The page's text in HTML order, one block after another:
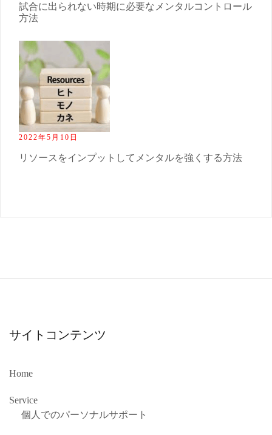
試合に出られない時期に必要なメンタルコントロール
方法
2022年5月10日
リソースをインプットしてメンタルを強くする方法
サイトコンテンツ
Home
Service
個人でのパーソナルサポート